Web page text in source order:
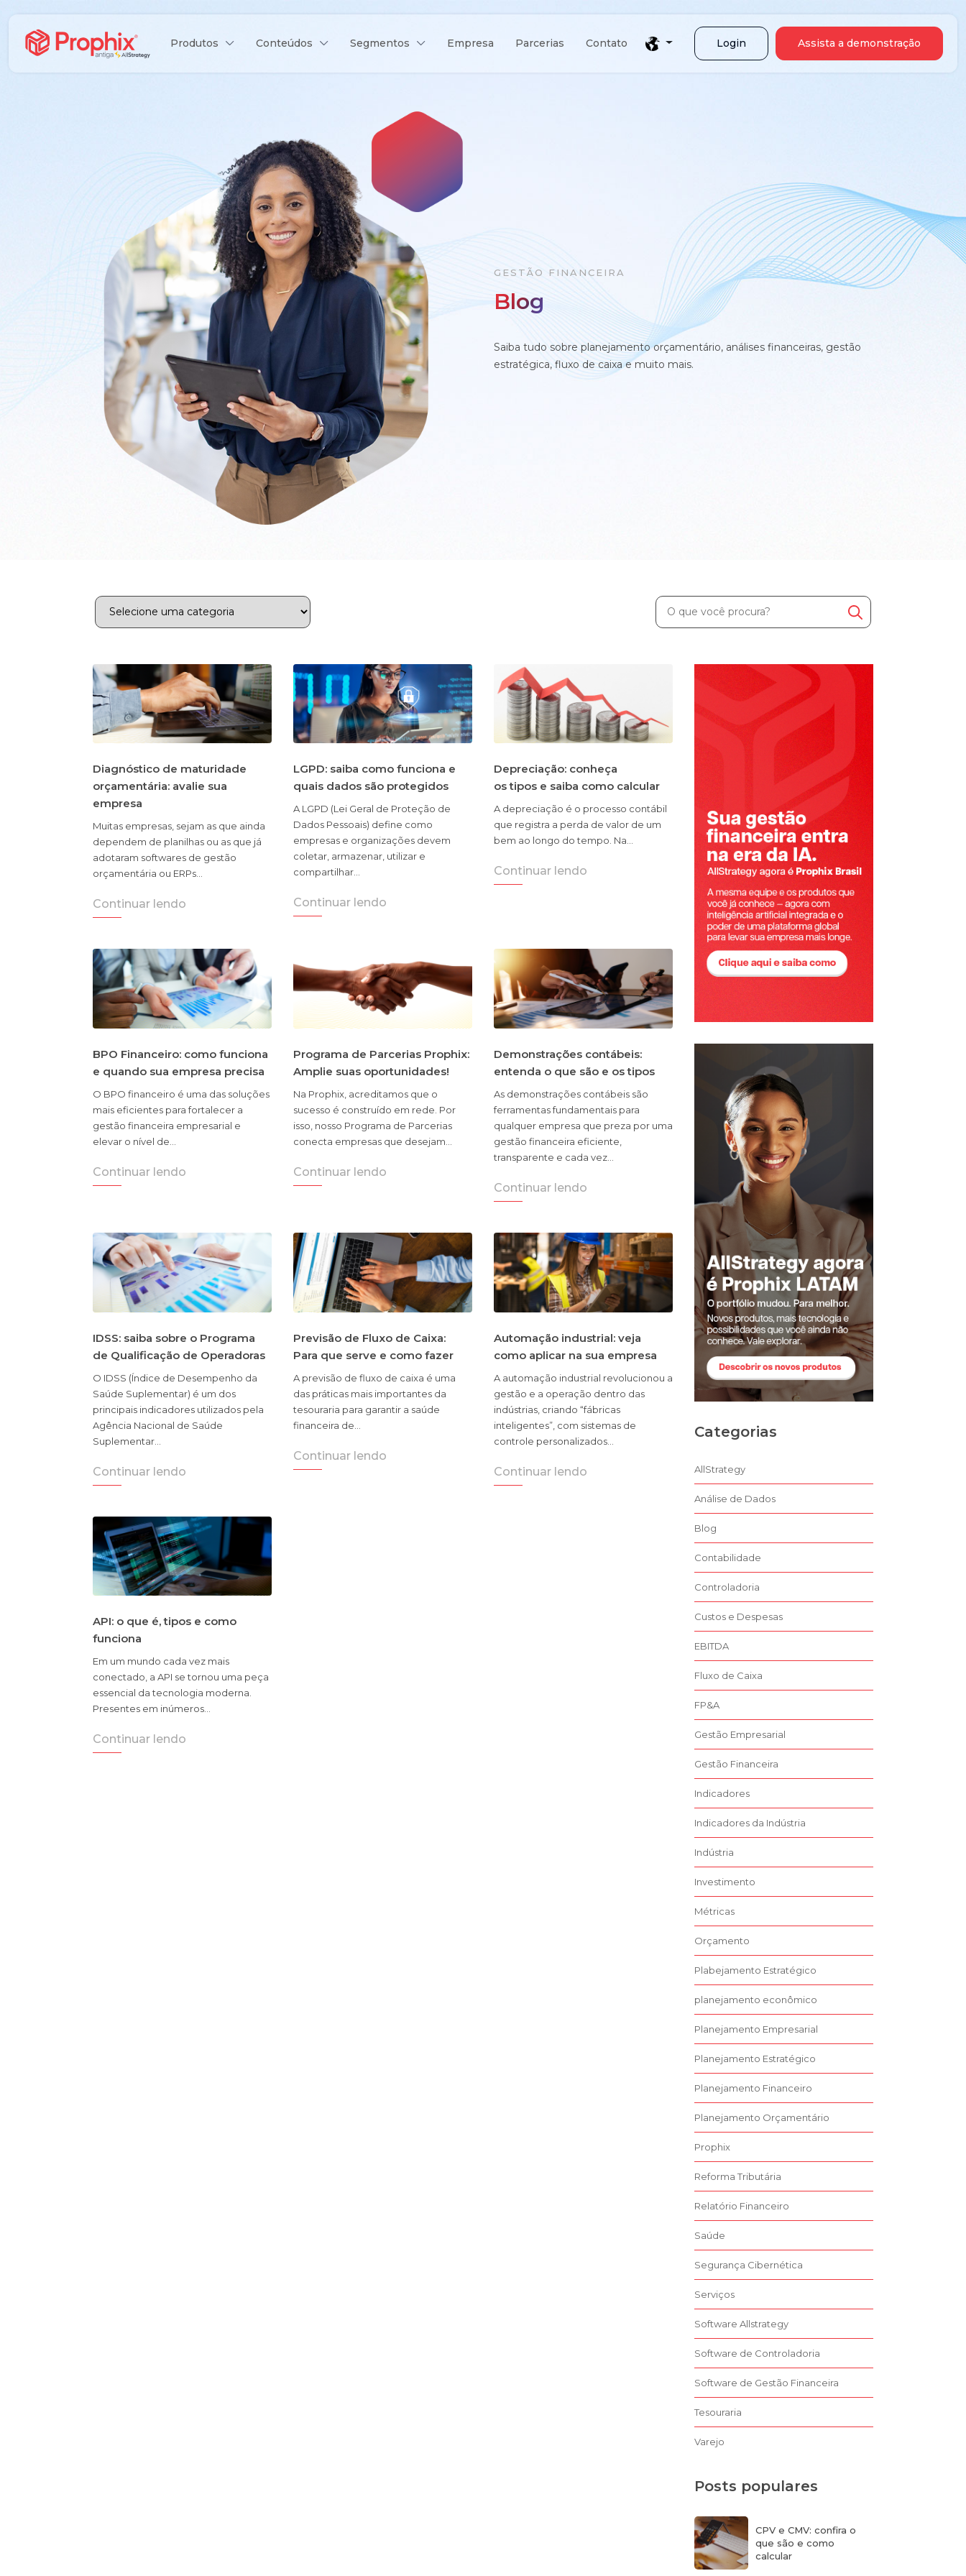
Produtos Conteúdos Segmentos Empresa Parcerias Contato Login Assista a demonstração
GESTÃO FINANCEIRA
Blog
Saiba tudo sobre planejamento orçamentário, análises financeiras, gestão
estratégica, fluxo de caixa e muito mais.
Diagnóstico de maturidade
orçamentária: avalie sua
empresa
Muitas empresas, sejam as que ainda
dependem de planilhas ou as que já
adotaram softwares de gestão
orçamentária ou ERPs…
Continuar lendo
LGPD: saiba como funciona e
quais dados são protegidos
A LGPD (Lei Geral de Proteção de
Dados Pessoais) define como
empresas e organizações devem
coletar, armazenar, utilizar e
compartilhar…
Continuar lendo
Depreciação: conheça
os tipos e saiba como calcular
A depreciação é o processo contábil
que registra a perda de valor de um
bem ao longo do tempo. Na…
Continuar lendo
BPO Financeiro: como funciona
e quando sua empresa precisa
O BPO financeiro é uma das soluções
mais eficientes para fortalecer a
gestão financeira empresarial e
elevar o nível de…
Continuar lendo
Programa de Parcerias Prophix:
Amplie suas oportunidades!
Na Prophix, acreditamos que o
sucesso é construído em rede. Por
isso, nosso Programa de Parcerias
conecta empresas que desejam…
Continuar lendo
Demonstrações contábeis:
entenda o que são e os tipos
As demonstrações contábeis são
ferramentas fundamentais para
qualquer empresa que preza por uma
gestão financeira eficiente,
transparente e cada vez…
Continuar lendo
IDSS: saiba sobre o Programa
de Qualificação de Operadoras
O IDSS (Índice de Desempenho da
Saúde Suplementar) é um dos
principais indicadores utilizados pela
Agência Nacional de Saúde
Suplementar…
Continuar lendo
Previsão de Fluxo de Caixa:
Para que serve e como fazer
A previsão de fluxo de caixa é uma
das práticas mais importantes da
tesouraria para garantir a saúde
financeira de…
Continuar lendo
Automação industrial: veja
como aplicar na sua empresa
A automação industrial revolucionou a
gestão e a operação dentro das
indústrias, criando “fábricas
inteligentes”, com sistemas de
controle personalizados…
Continuar lendo
API: o que é, tipos e como
funciona
Em um mundo cada vez mais
conectado, a API se tornou uma peça
essencial da tecnologia moderna.
Presentes em inúmeros…
Continuar lendo
Categorias
AllStrategy
Análise de Dados
Blog
Contabilidade
Controladoria
Custos e Despesas
EBITDA
Fluxo de Caixa
FP&A
Gestão Empresarial
Gestão Financeira
Indicadores
Indicadores da Indústria
Indústria
Investimento
Métricas
Orçamento
Plabejamento Estratégico
planejamento econômico
Planejamento Empresarial
Planejamento Estratégico
Planejamento Financeiro
Planejamento Orçamentário
Prophix
Reforma Tributária
Relatório Financeiro
Saúde
Segurança Cibernética
Serviços
Software Allstrategy
Software de Controladoria
Software de Gestão Financeira
Tesouraria
Varejo
Posts populares
CPV e CMV: confira o
que são e como
calcular